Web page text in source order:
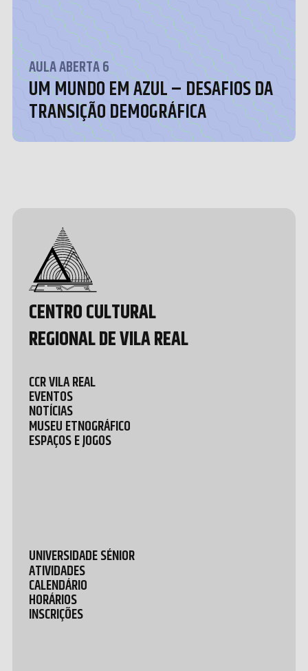
AULA ABERTA 6
UM MUNDO EM AZUL – DESAFIOS DA
TRANSIÇÃO DEMOGRÁFICA
CENTRO CULTURAL
REGIONAL DE VILA REAL
CCR VILA REAL
EVENTOS
NOTÍCIAS
MUSEU ETNOGRÁFICO
ESPAÇOS E JOGOS
UNIVERSIDADE SÉNIOR
ATIVIDADES
CALENDÁRIO
HORÁRIOS
INSCRIÇÕES
Development
Quental